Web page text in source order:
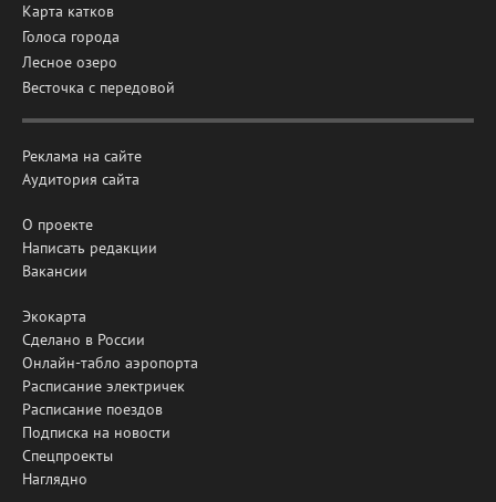
Карта катков
Голоса города
Лесное озеро
Весточка с передовой
Реклама на сайте
Аудитория сайта
О проекте
Написать редакции
Вакансии
Экокарта
Сделано в России
Онлайн-табло аэропорта
Расписание электричек
Расписание поездов
Подписка на новости
Спецпроекты
Наглядно